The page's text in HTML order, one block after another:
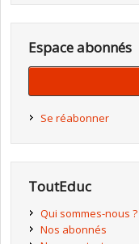
Espace abonnés
Se réabonner
ToutEduc
Qui sommes-nous ?
Nos abonnés